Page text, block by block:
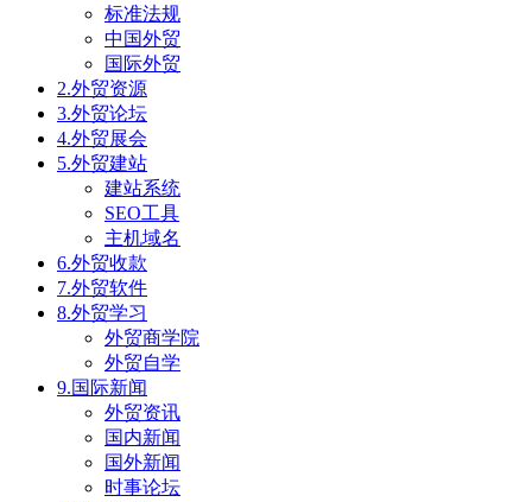
标准法规
中国外贸
国际外贸
2.外贸资源
3.外贸论坛
4.外贸展会
5.外贸建站
建站系统
SEO工具
主机域名
6.外贸收款
7.外贸软件
8.外贸学习
外贸商学院
外贸自学
9.国际新闻
外贸资讯
国内新闻
国外新闻
时事论坛